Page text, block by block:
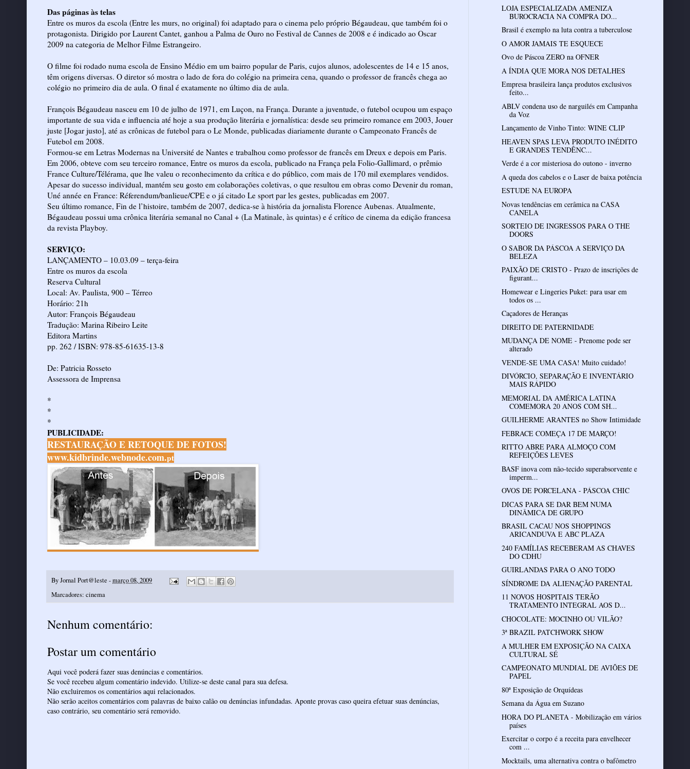
Das páginas às telas
Entre os muros da escola (Entre les murs, no original) foi adaptado para o cinema pelo próprio Bégaudeau, que também foi o
protagonista. Dirigido por Laurent Cantet, ganhou a Palma de Ouro no Festival de Cannes de 2008 e é indicado ao Oscar
2009 na categoria de Melhor Filme Estrangeiro.
O filme foi rodado numa escola de Ensino Médio em um bairro popular de Paris, cujos alunos, adolescentes de 14 e 15 anos,
têm origens diversas. O diretor só mostra o lado de fora do colégio na primeira cena, quando o professor de francês chega ao
colégio no primeiro dia de aula. O final é exatamente no último dia de aula.
François Bégaudeau nasceu em 10 de julho de 1971, em Luçon, na França. Durante a juventude, o futebol ocupou um espaço
importante de sua vida e influencia até hoje a sua produção literária e jornalística: desde seu primeiro romance em 2003, Jouer
juste [Jogar justo], até as crônicas de futebol para o Le Monde, publicadas diariamente durante o Campeonato Francês de
Futebol em 2008.
Formou-se em Letras Modernas na Université de Nantes e trabalhou como professor de francês em Dreux e depois em Paris.
Em 2006, obteve com seu terceiro romance, Entre os muros da escola, publicado na França pela Folio-Gallimard, o prêmio
France Culture/Télérama, que lhe valeu o reconhecimento da crítica e do público, com mais de 170 mil exemplares vendidos.
Apesar do sucesso individual, mantém seu gosto em colaborações coletivas, o que resultou em obras como Devenir du roman,
Uné année en France: Réferendum/banlieue/CPE e o já citado Le sport par les gestes, publicadas em 2007.
Seu último romance, Fin de l’histoire, também de 2007, dedica-se à história da jornalista Florence Aubenas. Atualmente,
Bégaudeau possui uma crônica literária semanal no Canal + (La Matinale, às quintas) e é crítico de cinema da edição francesa
da revista Playboy.
SERVIÇO:
LANÇAMENTO – 10.03.09 – terça-feira
Entre os muros da escola
Reserva Cultural
Local: Av. Paulista, 900 – Térreo
Horário: 21h
Autor: François Bégaudeau
Tradução: Marina Ribeiro Leite
Editora Martins
pp. 262 / ISBN: 978-85-61635-13-8
De: Patricia Rosseto
Assessora de Imprensa
*
*
*
PUBLICIDADE:
RESTAURAÇÃO E RETOQUE DE FOTOS!
www.kidbrinde.webnode.com.pt
ByJornal Port@leste -março 08, 2009
Marcadores: cinema
Nenhum comentário:
Postar um comentário
Aqui você poderá fazer suas denúncias e comentários.
Se você recebeu algum comentário indevido. Utilize-se deste canal para sua defesa.
Não excluiremos os comentários aqui relacionados.
Não serão aceitos comentários com palavras de baixo calão ou denúncias infundadas. Aponte provas caso queira efetuar suas denúncias,
caso contrário, seu comentário será removido.
LOJA ESPECIALIZADA AMENIZA
BUROCRACIA NA COMPRA DO...
Brasil é exemplo na luta contra a tuberculose
O AMOR JAMAIS TE ESQUECE
Ovo de Páscoa ZERO na OFNER
A ÍNDIA QUE MORA NOS DETALHES
Empresa brasileira lança produtos exclusivos
feito...
ABLV condena uso de narguilés em Campanha
da Voz
Lançamento de Vinho Tinto: WINE CLIP
HEAVEN SPAS LEVA PRODUTO INÉDITO
E GRANDES TENDÊNC...
Verde é a cor misteriosa do outono - inverno
A queda dos cabelos e o Laser de baixa potência
ESTUDE NA EUROPA
Novas tendências em cerâmica na CASA
CANELA
SORTEIO DE INGRESSOS PARA O THE
DOORS
O SABOR DA PÁSCOA A SERVIÇO DA
BELEZA
PAIXÃO DE CRISTO - Prazo de inscrições de
figurant...
Homewear e Lingeries Puket: para usar em
todos os ...
Caçadores de Heranças
DIREITO DE PATERNIDADE
MUDANÇA DE NOME - Prenome pode ser
alterado
VENDE-SE UMA CASA! Muito cuidado!
DIVÓRCIO, SEPARAÇÃO E INVENTÁRIO
MAIS RÁPIDO
MEMORIAL DA AMÉRICA LATINA
COMEMORA 20 ANOS COM SH...
GUILHERME ARANTES no Show Intimidade
FEBRACE COMEÇA 17 DE MARÇO!
RITTO ABRE PARA ALMOÇO COM
REFEIÇÕES LEVES
BASF inova com não-tecido superabsorvente e
imperm...
OVOS DE PORCELANA - PÁSCOA CHIC
DICAS PARA SE DAR BEM NUMA
DINÂMICA DE GRUPO
BRASIL CACAU NOS SHOPPINGS
ARICANDUVA E ABC PLAZA
240 FAMÍLIAS RECEBERAM AS CHAVES
DO CDHU
GUIRLANDAS PARA O ANO TODO
SÍNDROME DA ALIENAÇÃO PARENTAL
11 NOVOS HOSPITAIS TERÃO
TRATAMENTO INTEGRAL AOS D...
CHOCOLATE: MOCINHO OU VILÃO?
3ª BRAZIL PATCHWORK SHOW
A MULHER EM EXPOSIÇÃO NA CAIXA
CULTURAL SÉ
CAMPEONATO MUNDIAL DE AVIÕES DE
PAPEL
80ª Exposição de Orquídeas
Semana da Água em Suzano
HORA DO PLANETA - Mobilização em vários
países
Exercitar o corpo é a receita para envelhecer
com ...
Mocktails, uma alternativa contra o bafômetro